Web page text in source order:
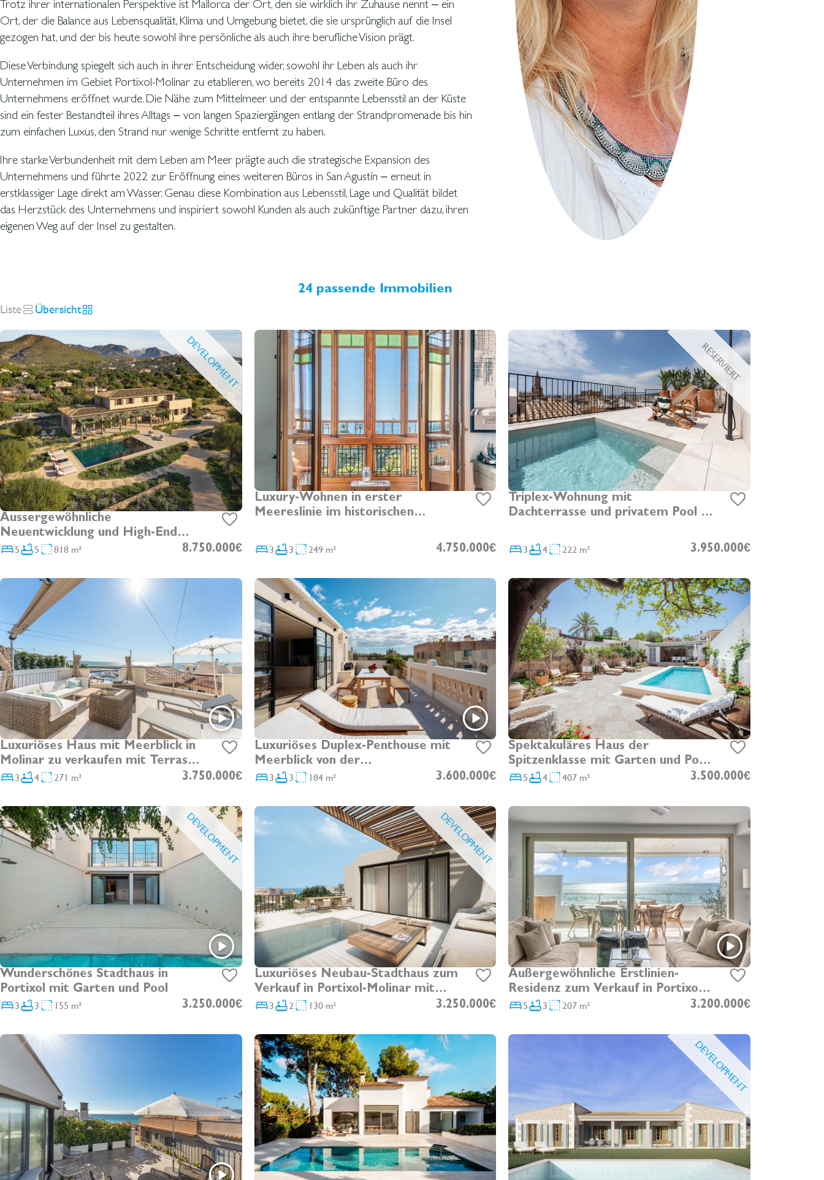
Trotz ihrer internationalen Perspektive ist Mallorca der Ort, den sie wirklich ihr Zuhause nennt – ein
Ort, der die Balance aus Lebensqualität, Klima und Umgebung bietet, die sie ursprünglich auf die Insel
gezogen hat, und der bis heute sowohl ihre persönliche als auch ihre berufliche Vision prägt.
Diese Verbindung spiegelt sich auch in ihrer Entscheidung wider, sowohl ihr Leben als auch ihr
Unternehmen im Gebiet Portixol-Molinar zu etablieren, wo bereits 2014 das zweite Büro des
Unternehmens eröffnet wurde. Die Nähe zum Mittelmeer und der entspannte Lebensstil an der Küste
sind ein fester Bestandteil ihres Alltags – von langen Spaziergängen entlang der Strandpromenade bis hin
zum einfachen Luxus, den Strand nur wenige Schritte entfernt zu haben.
Ihre starke Verbundenheit mit dem Leben am Meer prägte auch die strategische Expansion des
Unternehmens und führte 2022 zur Eröffnung eines weiteren Büros in San Agustín – erneut in
erstklassiger Lage direkt am Wasser. Genau diese Kombination aus Lebensstil, Lage und Qualität bildet
das Herzstück des Unternehmens und inspiriert sowohl Kunden als auch zukünftige Partner dazu, ihren
eigenen Weg auf der Insel zu gestalten.
24 passende Immobilien
Liste
Übersicht
DEVELOPMENT
Aussergewöhnliche
Neuentwicklung und High-End
Villa in Santa Maria
5 5 818 m² 8.750.000€
Luxury-Wohnen in erster
Meereslinie im historischen
Dachterrasse, Garage und Aufzug
3 3 249 m² 4.750.000€
RESERVIERT
Triplex-Wohnung mit
Dachterrasse und privatem Pool in
3
4 222 m² 3.950.000€
Luxuriöses Haus mit Meerblick in
Molinar zu verkaufen mit Terrasse,
Pool, Aufzug und Stellplatz
3 4 271 m² 3.750.000€
Luxuriöses Duplex-Penthouse mit
Meerblick von der
beeindruckenden Dachterrasse in
3 3 184 m² 3.600.000€
Spektakuläres Haus der
Spitzenklasse mit Garten und Pool
im Ciudad Jardin
5 4 407 m² 3.500.000€
DEVELOPMENT
Wunderschönes Stadthaus in
Portixol mit Garten und Pool
3
3 155 m² 3.250.000€
DEVELOPMENT
Luxuriöses Neubau-Stadthaus zum
Verkauf in Portixol-Molinar mit
Dachpool und Meerblick
3 2 130 m² 3.250.000€
Außergewöhnliche Erstlinien-
Residenz zum Verkauf in Portixol,
Palma mit großer Strandterrasse,
5 3 207 m² 3.200.000€
DEVELOPMENT